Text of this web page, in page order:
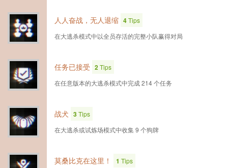
人人奋战，无人退缩 4Tips
在大逃杀模式中以全员存活的完整小队赢得对局
任务已接受 2Tips
在任意版本的大逃杀模式中完成 214 个任务
战犬 3Tips
在大逃杀或试炼场模式中收集 9 个狗牌
莫桑比克在这里！ 1 Tips